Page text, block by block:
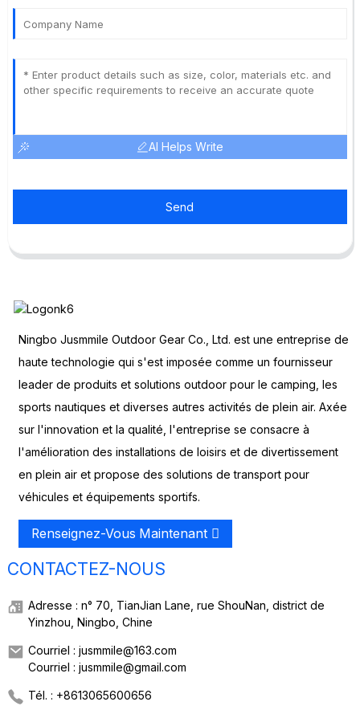
AI Helps Write
Send
Ningbo Jusmmile Outdoor Gear Co., Ltd. est une entreprise de
haute technologie qui s'est imposée comme un fournisseur
leader de produits et solutions outdoor pour le camping, les
sports nautiques et diverses autres activités de plein air. Axée
sur l'innovation et la qualité, l'entreprise se consacre à
l'amélioration des installations de loisirs et de divertissement
en plein air et propose des solutions de transport pour
véhicules et équipements sportifs.
Renseignez-Vous Maintenant
CONTACTEZ-NOUS
Adresse : n° 70, TianJian Lane, rue ShouNan, district de
Yinzhou, Ningbo, Chine
Courriel : jusmmile@163.com
Courriel : jusmmile@gmail.com
Tél. : +8613065600656